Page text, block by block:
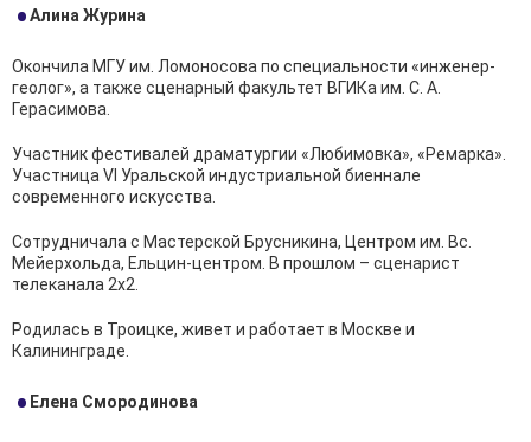
Алина Журина
Окончила МГУ им. Ломоносова по специальности «инженер-
геолог», а также сценарный факультет ВГИКа им. С. А.
Герасимова.
Участник фестивалей драматургии «Любимовка», «Ремарка».
Участница VI Уральской индустриальной биеннале
современного искусства.
Сотрудничала с Мастерской Брусникина, Центром им. Вс.
Мейерхольда, Ельцин-центром. В прошлом – сценарист
телеканала 2х2.
Родилась в Троицке, живет и работает в Москве и
Калининграде.
Елена Смородинова